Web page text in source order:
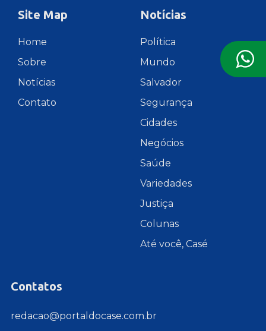
Site Map
Home
Sobre
Notícias
Contato
Notícias
Política
Mundo
Salvador
Segurança
Cidades
Negócios
Saúde
Variedades
Justiça
Colunas
Até você, Casé
Contatos
redacao@portaldocase.com.br